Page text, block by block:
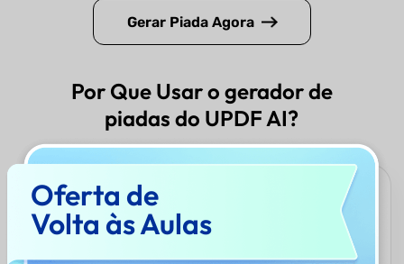
Gerar Piada Agora
Por Que Usar o gerador de
piadas do UPDF AI?
Humor Personalizado
O gerador de piadas do UPDF AI cria piadas especificamente
garantindo que o humor ressoe perfeitamente com seu
Oferta de
Volta às Aulas